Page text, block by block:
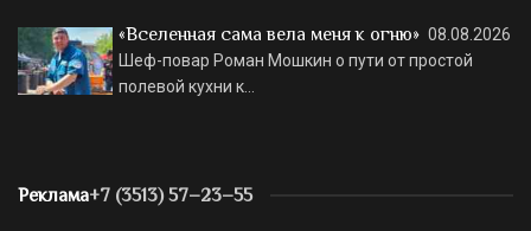
«Вселенная сама вела меня к огню» 08.08.2026
Шеф-повар Роман Мошкин о пути от простой
полевой кухни к…
Реклама+7 (3513) 57–23–55